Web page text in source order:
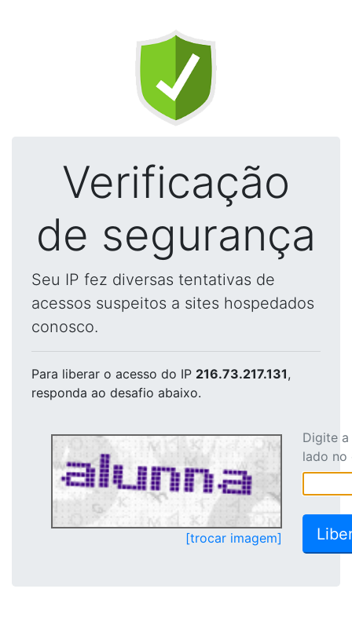
Verificação
de segurança
Seu IP fez diversas tentativas de
acessos suspeitos a sites hospedados
conosco.
Para liberar o acesso do IP 216.73.217.131,
responda ao desafio abaixo.
[trocar imagem]
Digite
lado no